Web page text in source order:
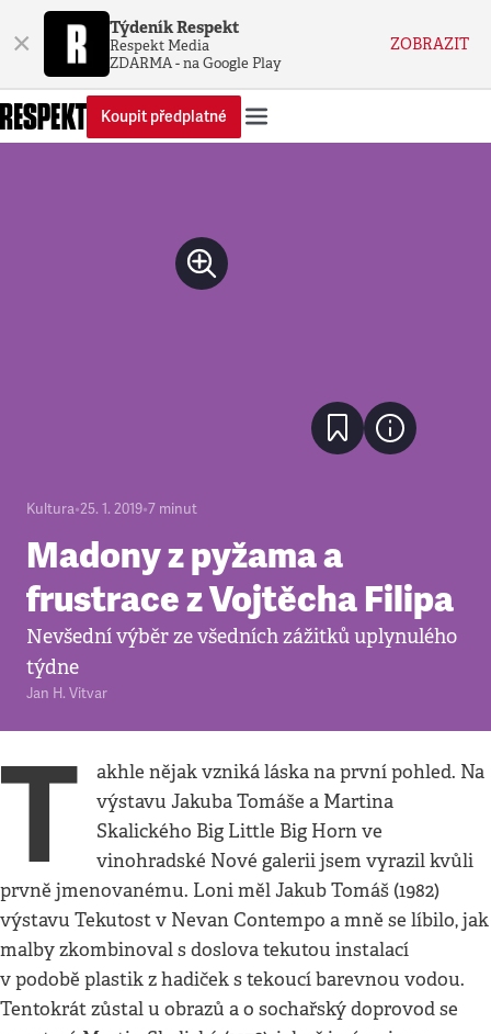
× Týdeník Respekt
Respekt Media
ZDARMA - na Google Play
ZOBRAZIT
Koupit předplatné
Kultura•25. 1. 2019•7 minut
Madony z pyžama a
frustrace z Vojtěcha Filipa
Nevšední výběr ze všedních zážitků uplynulého
týdne
Jan H. Vitvar
T
akhle nějak vzniká láska na první pohled. Na
výstavu Jakuba Tomáše a Martina
Skalického Big Little Big Horn ve
vinohradské Nové galerii jsem vyrazil kvůli
prvně jmenovanému. Loni měl Jakub Tomáš (1982)
výstavu Tekutost v Nevan Contempo a mně se líbilo, jak
malby zkombinoval s doslova tekutou instalací
v podobě plastik z hadiček s tekoucí barevnou vodou.
Tentokrát zůstal u obrazů a o sochařský doprovod se